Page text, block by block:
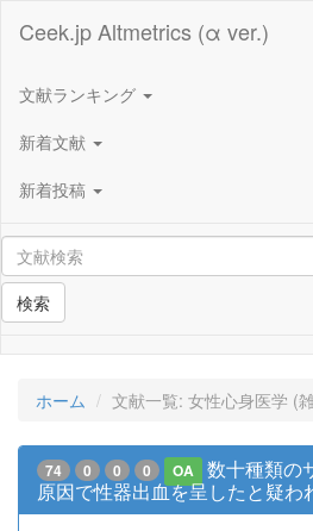
Ceek.jp Altmetrics (α ver.)
文献ランキング
新着文献
新着投稿
検索
ホーム 文献一覧: 女性心身医学 (
74 0 0 0 OA
数十種類の
原因で性器出血を呈したと疑わ